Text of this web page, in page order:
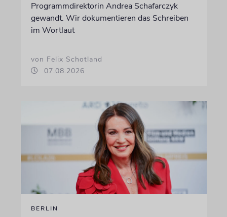
Programmdirektorin Andrea Schafarczyk
gewandt. Wir dokumentieren das Schreiben
im Wortlaut
von Felix Schotland
07.08.2026
BERLIN